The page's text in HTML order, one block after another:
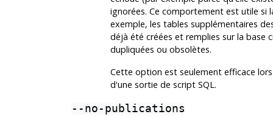
ignorées. Ce comportement est utile si
exemple, les tables supplémentaires
déjà été créées et remplies sur la base
dupliquées ou obsolètes.
Cette option est seulement efficace
d'une sortie de script SQL.
--no-publications